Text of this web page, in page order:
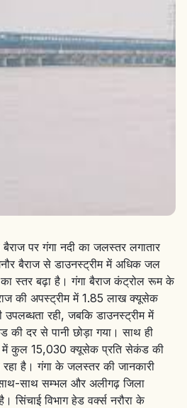
बैराज पर गंगा नदी का जलस्तर लगातार
बैराज से डाउनस्ट्रीम में अधिक जल
स्तर बढ़ा है। गंगा बैराज कंट्रोल रूम के
की अपस्ट्रीम में 1.85 लाख क्यूसेक
रही, जबकि डाउनस्ट्रीम में
दर से पानी छोड़ा गया। साथ ही
में कुल 15,030 क्यूसेक प्रति सेकंड की
रहा है। गंगा के जलस्तर की जानकारी
साथ सम्भल और अलीगढ़ जिला
सिंचाई विभाग हेड वर्क्स नरौरा के